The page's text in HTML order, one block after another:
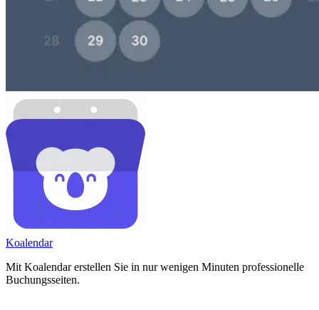
Koalendar
Mit Koalendar erstellen Sie in nur wenigen Minuten professionelle
Buchungsseiten.